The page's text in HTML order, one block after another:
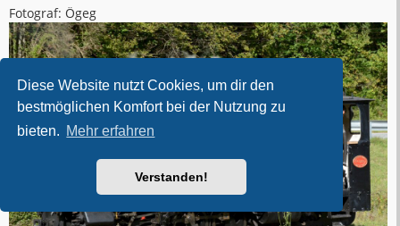
Diese Website nutzt Cookies, um dir den
bestmöglichen Komfort bei der Nutzung zu
bieten. Mehr erfahren
Verstanden!
Fotograf: Ögeg